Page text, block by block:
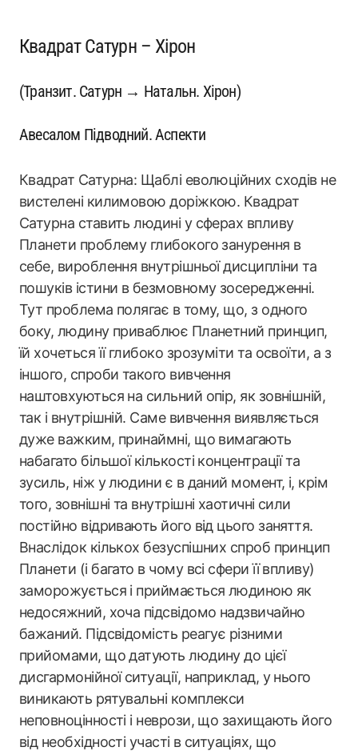
Квадрат Сатурн – Хірон
(Транзит. Сатурн → Натальн. Хірон)
Авесалом Підводний. Аспекти
Квадрат Сатурна: Щаблі еволюційних сходів не
вистелені килимовою доріжкою. Квадрат
Сатурна ставить людині у сферах впливу
Планети проблему глибокого занурення в
себе, вироблення внутрішньої дисципліни та
пошуків істини в безмовному зосередженні.
Тут проблема полягає в тому, що, з одного
боку, людину приваблює Планетний принцип,
їй хочеться її глибоко зрозуміти та освоїти, а з
іншого, спроби такого вивчення
наштовхуються на сильний опір, як зовнішній,
так і внутрішній. Саме вивчення виявляється
дуже важким, принаймні, що вимагають
набагато більшої кількості концентрації та
зусиль, ніж у людини є в даний момент, і, крім
того, зовнішні та внутрішні хаотичні сили
постійно відривають його від цього заняття.
Внаслідок кількох безуспішних спроб принцип
Планети (і багато в чому всі сфери її впливу)
заморожується і приймається людиною як
недосяжний, хоча підсвідомо надзвичайно
бажаний. Підсвідомість реагує різними
прийомами, що датують людину до цієї
дисгармонійної ситуації, наприклад, у нього
виникають рятувальні комплекси
неповноцінності і неврози, що захищають його
від необхідності участі в ситуаціях, що